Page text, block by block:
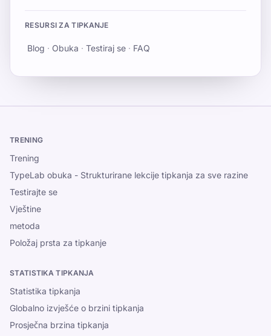
RESURSI ZA TIPKANJE
Blog · Obuka · Testiraj se · FAQ
TRENING
Trening
TypeLab obuka - Strukturirane lekcije tipkanja za sve razine
Testirajte se
Vještine
metoda
Položaj prsta za tipkanje
STATISTIKA TIPKANJA
Statistika tipkanja
Globalno izvješće o brzini tipkanja
Prosječna brzina tipkanja